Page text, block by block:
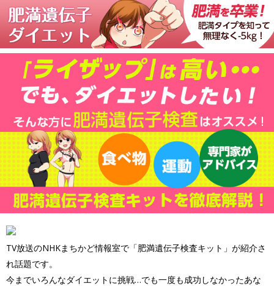
TV放送のNHKまちかど情報室で「肥満遺伝子検査キット」が紹介さ
れ話題です。
今までいろんなダイエットに挑戦…でも一度も成功しなかったあな